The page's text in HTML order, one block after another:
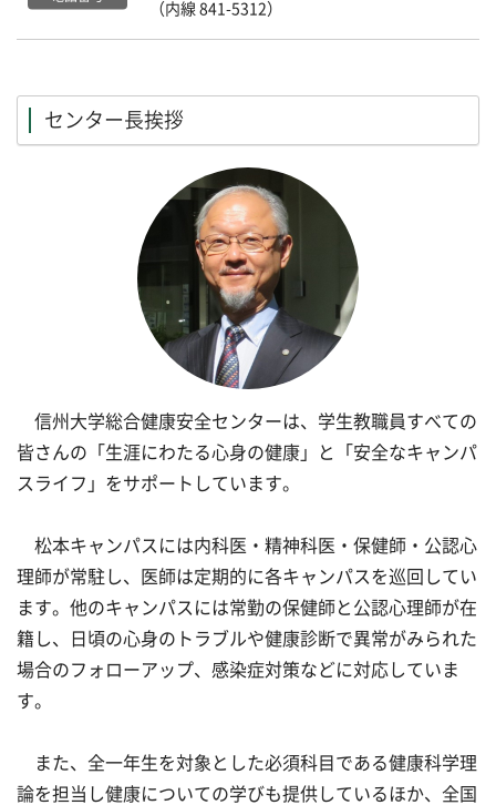
（内線 841-5312）
センター長挨拶
信州大学総合健康安全センターは、学生教職員すべての
皆さんの「生涯にわたる心身の健康」と「安全なキャンパ
スライフ」をサポートしています。
松本キャンパスには内科医・精神科医・保健師・公認心
理師が常駐し、医師は定期的に各キャンパスを巡回してい
ます。他のキャンパスには常勤の保健師と公認心理師が在
籍し、日頃の心身のトラブルや健康診断で異常がみられた
場合のフォローアップ、感染症対策などに対応していま
す。
また、全一年生を対象とした必須科目である健康科学理
論を担当し健康についての学びも提供しているほか、全国